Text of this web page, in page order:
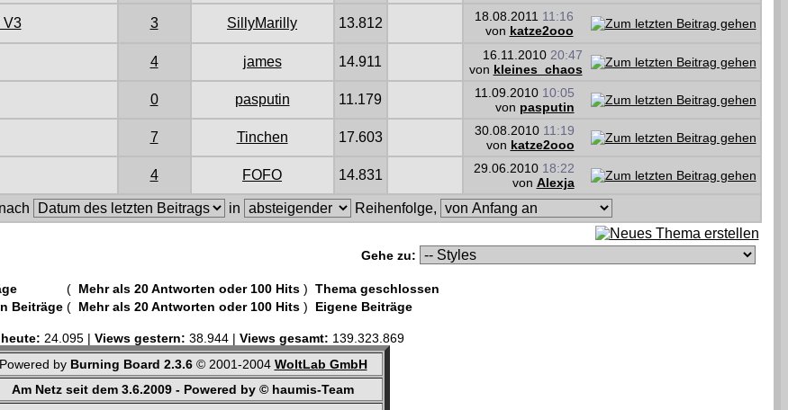
V3 3 SillyMarilly 13.812 18.08.2011 11:16
von katze2ooo
4 james 14.911 16.11.2010 20:47
von kleines_chaos
0 pasputin 11.179 11.09.2010 10:05
von pasputin
7 Tinchen 17.603 30.08.2010 11:19
von katze2ooo
4 FOFO 14.831 29.06.2010 18:22
von Alexja
in Reihenfolge,
Gehe zu:
( Mehr als 20 Antworten oder 100 Hits) Thema geschlossen
Beiträge ( Mehr als 20 Antworten oder 100 Hits) Eigene Beiträge
24.095 | Views gestern: 38.944 | Views gesamt: 139.323.869
Powered by Burning Board 2.3.6© 2001-2004 WoltLab GmbH
Am Netz seit dem 3.6.2009 - Powered by © haumis-Team